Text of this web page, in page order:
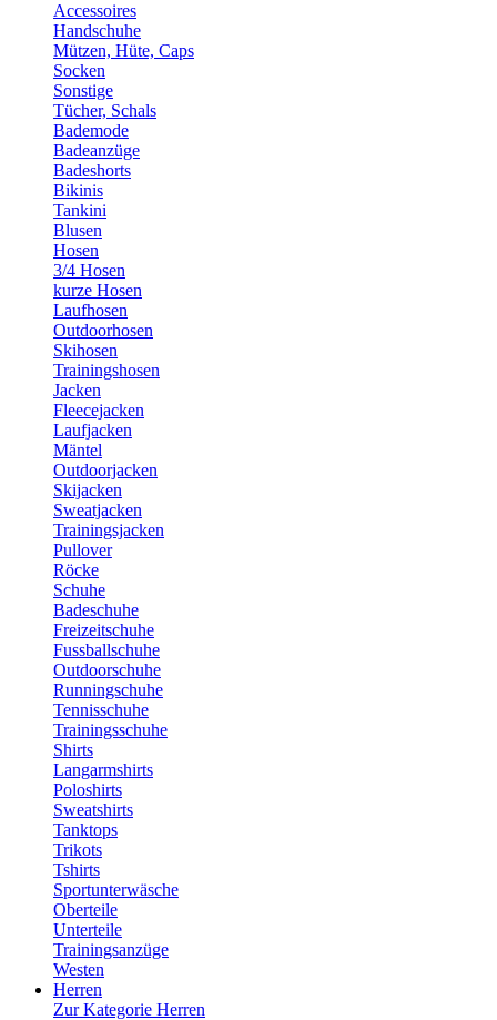
Accessoires
Handschuhe
Mützen, Hüte, Caps
Socken
Sonstige
Tücher, Schals
Bademode
Badeanzüge
Badeshorts
Bikinis
Tankini
Blusen
Hosen
3/4 Hosen
kurze Hosen
Laufhosen
Outdoorhosen
Skihosen
Trainingshosen
Jacken
Fleecejacken
Laufjacken
Mäntel
Outdoorjacken
Skijacken
Sweatjacken
Trainingsjacken
Pullover
Röcke
Schuhe
Badeschuhe
Freizeitschuhe
Fussballschuhe
Outdoorschuhe
Runningschuhe
Tennisschuhe
Trainingsschuhe
Shirts
Langarmshirts
Poloshirts
Sweatshirts
Tanktops
Trikots
Tshirts
Sportunterwäsche
Oberteile
Unterteile
Trainingsanzüge
Westen
Herren
Zur Kategorie Herren